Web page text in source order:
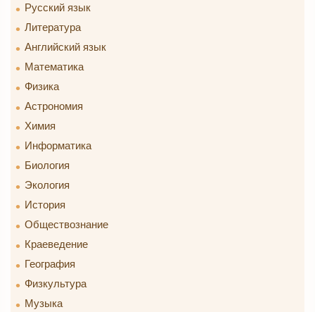
Русский язык
Литература
Английский язык
Математика
Физика
Астрономия
Химия
Информатика
Биология
Экология
История
Обществознание
Краеведение
География
Физкультура
Музыка